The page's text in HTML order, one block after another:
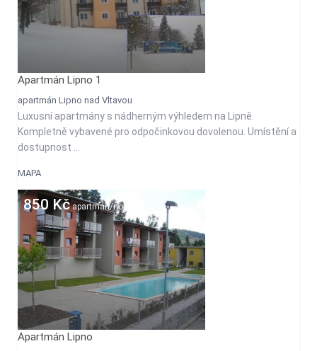
Apartmán Lipno 1
apartmán Lipno nad Vltavou
Luxusní apartmány s nádherným výhledem na Lipně.
Kompletně vybavené pro odpočinkovou dovolenou. Umístění a
dostupnost ...
MAPA
850 Kčapartmán/noc
Apartmán Lipno